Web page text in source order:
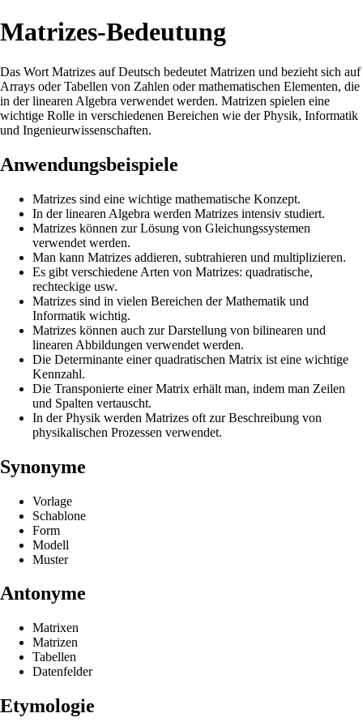
Matrizes-Bedeutung
Das Wort Matrizes auf Deutsch bedeutet Matrizen und bezieht sich auf
Arrays oder Tabellen von Zahlen oder mathematischen Elementen, die
in der linearen Algebra verwendet werden. Matrizen spielen eine
wichtige Rolle in verschiedenen Bereichen wie der Physik, Informatik
und Ingenieurwissenschaften.
Anwendungsbeispiele
Matrizes sind eine wichtige mathematische Konzept.
In der linearen Algebra werden Matrizes intensiv studiert.
Matrizes können zur Lösung von Gleichungssystemen
verwendet werden.
Man kann Matrizes addieren, subtrahieren und multiplizieren.
Es gibt verschiedene Arten von Matrizes: quadratische,
rechteckige usw.
Matrizes sind in vielen Bereichen der Mathematik und
Informatik wichtig.
Matrizes können auch zur Darstellung von bilinearen und
linearen Abbildungen verwendet werden.
Die Determinante einer quadratischen Matrix ist eine wichtige
Kennzahl.
Die Transponierte einer Matrix erhält man, indem man Zeilen
und Spalten vertauscht.
In der Physik werden Matrizes oft zur Beschreibung von
physikalischen Prozessen verwendet.
Synonyme
Vorlage
Schablone
Form
Modell
Muster
Antonyme
Matrixen
Matrizen
Tabellen
Datenfelder
Etymologie